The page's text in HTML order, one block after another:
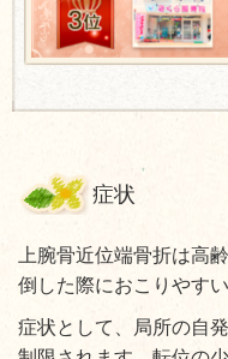
症状
上腕骨近位端骨折は高
倒した際におこりやす
症状として、局所の自